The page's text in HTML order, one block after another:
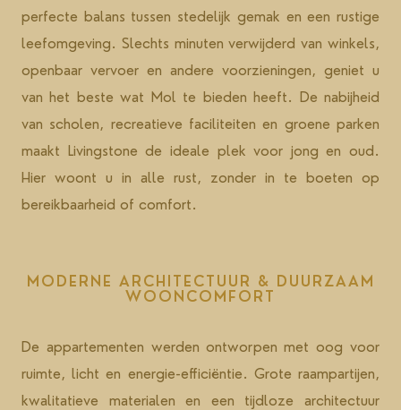
perfecte balans tussen stedelijk gemak en een rustige
leefomgeving. Slechts minuten verwijderd van winkels,
openbaar vervoer en andere voorzieningen, geniet u
van het beste wat Mol te bieden heeft. De nabijheid
van scholen, recreatieve faciliteiten en groene parken
maakt Livingstone de ideale plek voor jong en oud.
Hier woont u in alle rust, zonder in te boeten op
bereikbaarheid of comfort.
MODERNE ARCHITECTUUR & DUURZAAM
WOONCOMFORT
De appartementen werden ontworpen met oog voor
ruimte, licht en energie-efficiëntie. Grote raampartijen,
kwalitatieve materialen en een tijdloze architectuur